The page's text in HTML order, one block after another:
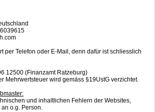
per Telefon oder E-Mail, denn dafür ist schliesslich
12500 (Finanzamt Ratzeburg)
Mehrwertsteuer wird gemäss §19UstG verzichtet.
und inhaltlichen Fehlern der Websites,
o.g. Person.